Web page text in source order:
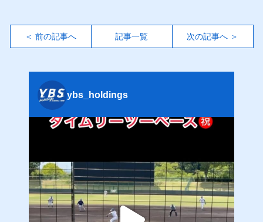
＜ 前の記事へ 記事一覧 次の記事へ ＞
ybs_holdings